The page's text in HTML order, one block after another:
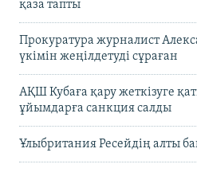
қаза тапты
Прокуратура журналист
үкімін жеңілдетуді сұраған
АҚШ Кубаға қару жеткізуге
ұйымдарға санкция салды
Ұлыбритания Ресейдің алты